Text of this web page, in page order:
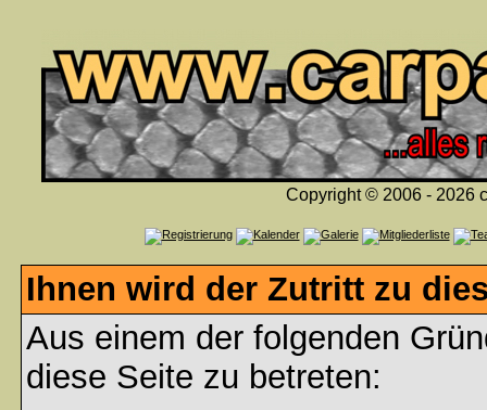
Copyright © 2006 - 2026
Ihnen wird der Zutritt zu
Aus einem der folgenden
diese Seite zu betreten: